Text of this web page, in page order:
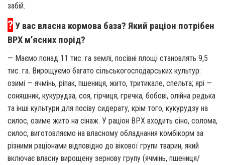
забій.
?У вас власна кормова база? Який раціон потрібен
ВРХ м’ясних порід?
— Маємо понад 11 тис. га землі, посівні площі становлять 9,5
тис. га. Вирощуємо багато сільськогосподарських культур:
озимі — ячмінь, ріпак, пшениця, жито, тритикале, спельта; ярі —
соняшник, кукурудза, соя, гірчиця, гречка, бобові, олійна редька
та інші культури для посіву сидерату, крім того, кукурудзу на
силос, озиме жито на сінаж. У раціон ВРХ входить сіно, солома,
силос, виготовляємо на власному обладнання комбікорм за
різними раціонами відповідно до вікової групи тварин, який
включає власну вирощену зернову групу (ячмінь, пшениця/